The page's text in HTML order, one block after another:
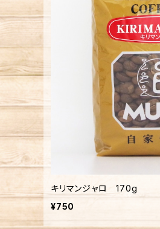
キリマンジャロ 170g
¥750